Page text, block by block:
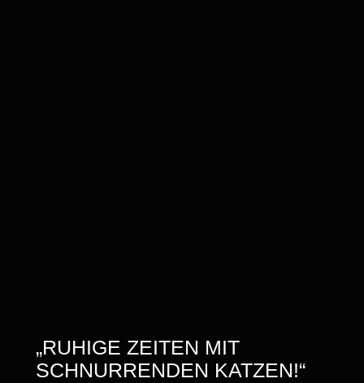
„RUHIGE ZEITEN MIT
SCHNURRENDEN KATZEN!“